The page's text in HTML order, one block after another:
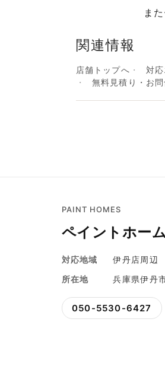
ま
関連情報
店舗トップへ 対
無料見積り・お
PAINT HOMES
ペイントホー
対応地域
伊丹店周辺
所在地
兵庫県伊丹
050-5530-6427